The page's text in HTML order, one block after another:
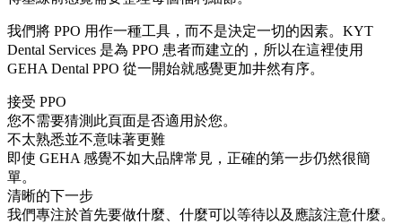
我們將 PPO 用作一種工具，而不是決定一切的因素。KYT
Dental Services 是為 PPO 患者而建立的，所以在這裡使用
GEHA Dental PPO 從一開始就感覺更加井然有序。
接受 PPO
您不需要猜測此頁面是否適用於您。
不太熟悉並不意味著更難
即使 GEHA 感覺不如大品牌常見，正確的第一步仍然很簡
單。
清晰的下一步
我們專注於首先要做什麼、什麼可以等待以及應該注意什麼。